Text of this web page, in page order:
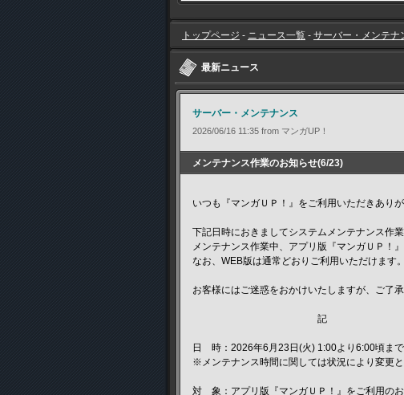
トップページ - ニュース一覧 - サーバー・メンテナ
最新ニュース
サーバー・メンテナンス
2026/06/16 11:35 from マンガUP！
メンテナンス作業のお知らせ(6/23)
いつも『マンガＵＰ！』をご利用いただきありが
下記日時におきましてシステムメンテナンス作業
メンテナンス作業中、アプリ版『マンガＵＰ！
なお、WEB版は通常どおりご利用いただけます。
お客様にはご迷惑をおかけいたしますが、ご了
記
日 時：2026年6月23日(火) 1:00より6:00頃まで
※メンテナンス時間に関しては状況により変更と
対 象：アプリ版『マンガＵＰ！』をご利用の